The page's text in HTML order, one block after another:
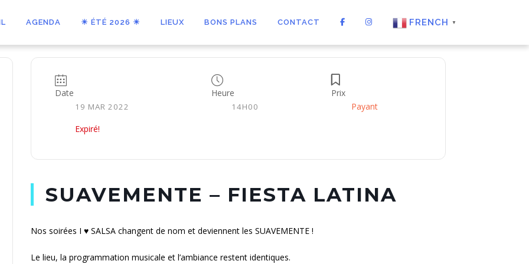
AGENDA ☀ ÉTÉ 2026 ☀ LIEUX BONS PLANS CONTACT FRENCH ▼
Date
19 MAR 2022
Expiré!
Heure
14H00
Prix
Payant
SUAVEMENTE – FIESTA LATINA
Nos soirées I ♥️ SALSA changent de nom et deviennent les SUAVEMENTE !
Le lieu, la programmation musicale et l’ambiance restent identiques.